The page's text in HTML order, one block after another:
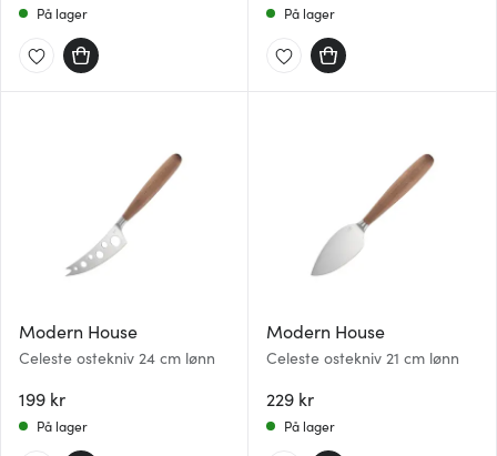
På lager På lager
Modern House
Celeste ostekniv 24 cm lønn
199 kr
På lager
Modern House
Celeste ostekniv 21 cm lønn
229 kr
På lager